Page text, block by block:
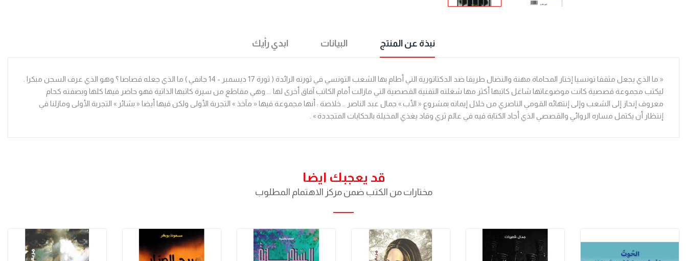
نبذة عن المنتج البيانات ابدي رأيك
« ما الذي يجعل مثقفا تونسيا إختار المحاماة مهنة والنضال طريقا ضد الدكتاتورية التي أطام بها الشعب التونسي في ثورته الرائدة ( ثورة 17 ديسمبر - 14 جانفي ) ما الذي جعله قصاصا ؟ وهو الذي عرف السجن مبكرا .
ليكتب مجموعة قصصية كانت موضوعاتها شاغل كاتبها أكثر مها شغلته التقنية القصصية التي مازالت أمام الكاتب آفاق أخرى لها ... وهي مقاطع من سيرة كاتبها الذاتية فهو حاضر فيها كلها وبصفته كحام
معروف إنحاز إلى الشعب وإلى إنتهائه القومي الناصري من خلال إيمانه بمشروع « الأب » جمال عبد الناصر .. خلاصة : أنها مجموعة فيها « مآخذ » التجربة الأولى ولكن فيها أيضا « بشائر » التجربة الأولى ومازلنا في
إنتظار أن يكتمل مساره الروائي والقصصي الذي أجاد الكتابة فيه في عالم ثري وقاد يغذي المخيلة بالحكايات المتجددة » .
قد يعجبك ايضا
مختارات من الكتب ضمن مركز الاهتمام المطلوب